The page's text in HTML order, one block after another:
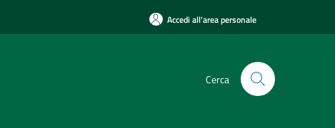
Accedi all'area personale
Cerca